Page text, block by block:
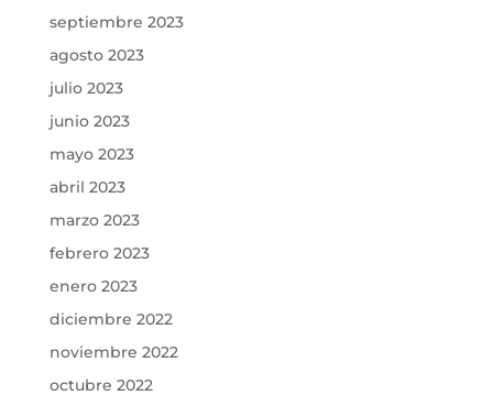
septiembre 2023
agosto 2023
julio 2023
junio 2023
mayo 2023
abril 2023
marzo 2023
febrero 2023
enero 2023
diciembre 2022
noviembre 2022
octubre 2022